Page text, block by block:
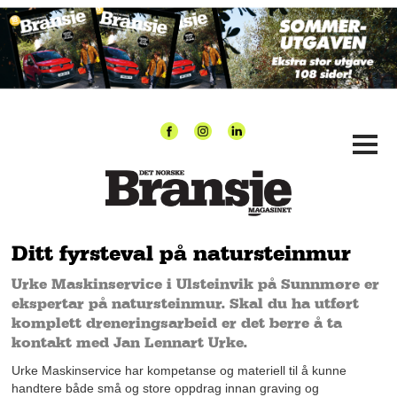
Ditt fyrsteval på natursteinmur
Urke Maskinservice i Ulsteinvik på Sunnmøre er
ekspertar på natursteinmur. Skal du ha utført
komplett dreneringsarbeid er det berre å ta
kontakt med Jan Lennart Urke.
Urke Maskinservice har kompetanse og materiell til å kunne
handtere både små og store oppdrag innan graving og